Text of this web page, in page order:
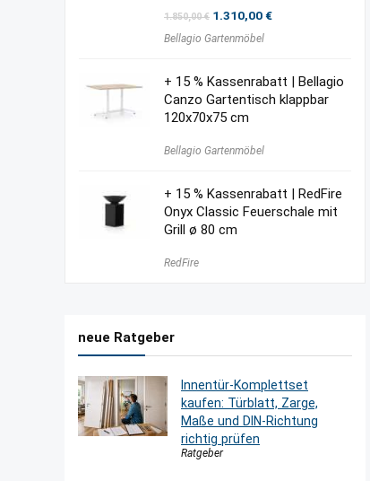
1.850,00€ Ursprünglicher
war:
1.310,00€Aktueller
Bellagio Gartenmöbel
+ 15 % Kassenrabatt | Bellagio
Canzo Gartentisch klappbar
120x70x75 cm
Bellagio Gartenmöbel
+ 15 % Kassenrabatt | RedFire
Onyx Classic Feuerschale mit
Grill ø 80 cm
RedFire
neue Ratgeber
Innentür-Komplettset
kaufen: Türblatt, Zarge,
Maße und DIN-Richtung
richtig prüfen
Ratgeber